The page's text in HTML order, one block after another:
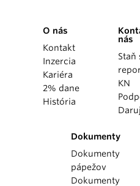
O nás
Kontakt
Inzercia
Kariéra
2% dane
História
nás
Staň
KN
Dokumenty
Dokumenty
pápežov
Dokumenty